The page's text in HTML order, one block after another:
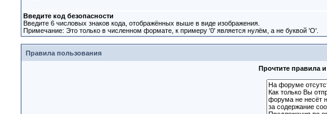
Введите код безопасности
Введите 6 числовых знаков кода, отображённых выше в виде изображения.
Примечание: Это только в численном формате, к примеру '0' является нулём, а не буквой 'O'.
Правила пользования
Прочтите правила